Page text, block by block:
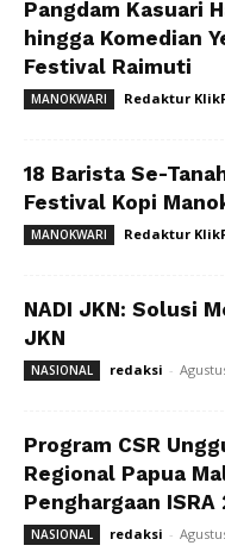
Pangdam Kasuari
hingga Komedian
Festival Raimuti
MANOKWARI Redaktur
18 Barista Se-
Festival Kopi
MANOKWARI Redaktur
NADI JKN: Solusi
JKN
NASIONAL redaksi -
Program CSR
Regional Papua
Penghargaan ISRA
NASIONAL redaksi -